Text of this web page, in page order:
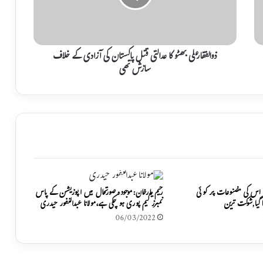
رع
ھ
ٹ
و
ع
ل
تی
ت
ذوالفقارعلی بھٹو کا عدالتی قتل پاکستان کی آزادی کے خلاف
سازش تھی
کی مضنوعات پر کوئی
ترین رحیم یارخان:موجودہ صورتحال میں اپوزیشن کے پاس
نمبرز گیم پوری ہو چکی ہے،مولانا عبدالغفور حیدری
06/03/2022